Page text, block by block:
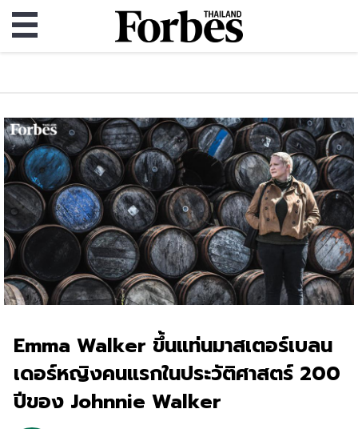
Emma Walker ขึ้นแท่นมาสเตอร์เบลน
เดอร์หญิงคนแรกในประวัติศาสตร์ 200
ปีของ Johnnie Walker